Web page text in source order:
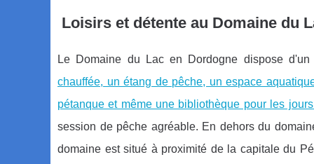
Loisirs et détente au Domaine du
Le Domaine du Lac en Dordogne dispose
chauffée, un étang de pêche, un espace
pétanque et même une bibliothèque pour les
session de pêche agréable. En dehors du
domaine est situé à proximité de la capitale du